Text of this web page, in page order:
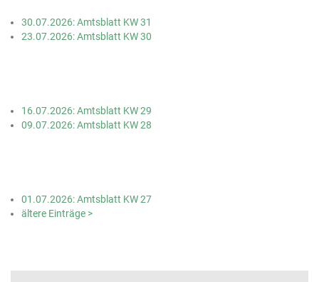
30.07.2026: Amtsblatt KW 31
23.07.2026: Amtsblatt KW 30
16.07.2026: Amtsblatt KW 29
09.07.2026: Amtsblatt KW 28
01.07.2026: Amtsblatt KW 27
ältere Einträge >